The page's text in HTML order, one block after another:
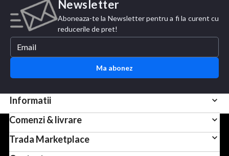
Newsletter
Aboneaza-te la Newsletter pentru a fi la curent cu
reducerile de pret!
Ma abonez
Informatii
Comenzi & livrare
Trada Marketplace
Pentru scopuri precum afisarea de continut personalizat,
folosim module cookie sau tehnologii similare. Apasand